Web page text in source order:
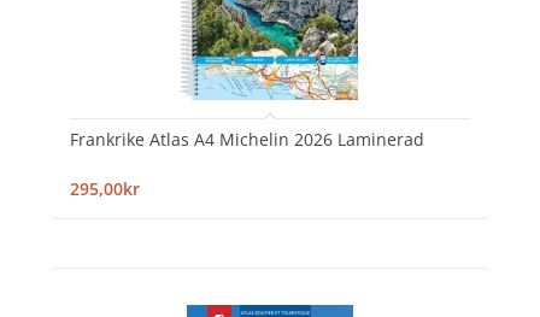
Frankrike Atlas A4 Michelin 2026 Laminerad
295,00kr